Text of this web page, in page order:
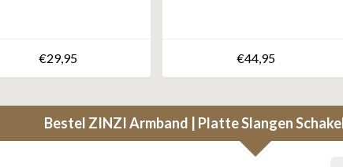
€29,95 €44,95
Bestel ZINZI Armband | Platte Slangen